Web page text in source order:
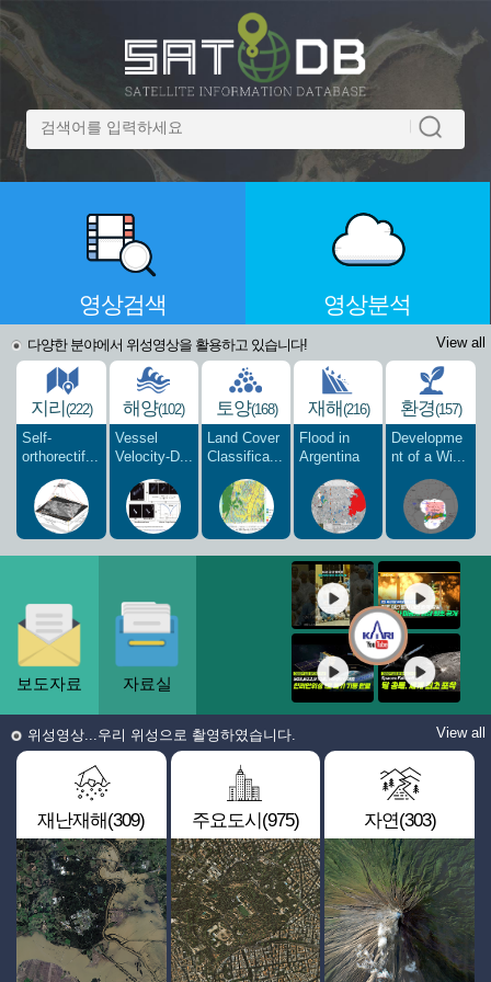
영상검색 영상분석
다양한 분야에서 위성영상을 활용하고 있습니다! View all
지리(222)
Self-
orthorectif...
해양(102)
Vessel
Velocity-D...
토양(168)
Land Cover
Classifica...
재해(216)
Flood in
Argentina
환경(157)
Developme
nt of a Wi...
보도자료 자료실
위성영상...우리 위성으로 촬영하였습니다. View all
재난재해(309) 주요도시(975) 자연(303)